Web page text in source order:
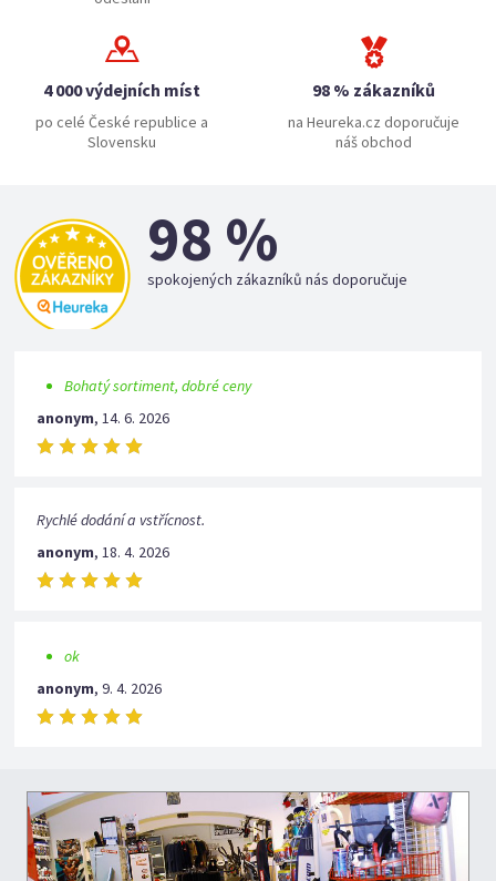
4 000 výdejních míst
po celé České republice a
Slovensku
98 % zákazníků
na Heureka.cz doporučuje
náš obchod
98 %
spokojených zákazníků nás doporučuje
Bohatý sortiment, dobré ceny
anonym,14. 6. 2026
Rychlé dodání a vstřícnost.
anonym,18. 4. 2026
ok
anonym,9. 4. 2026